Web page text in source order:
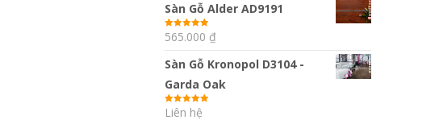
Sàn Gỗ Alder AD9191
Được xếp
hạng5.005
sao
565.000 ₫
Sàn Gỗ Kronopol D3104 -
Garda Oak
Được xếp
hạng 5.00 5
Liên hệ